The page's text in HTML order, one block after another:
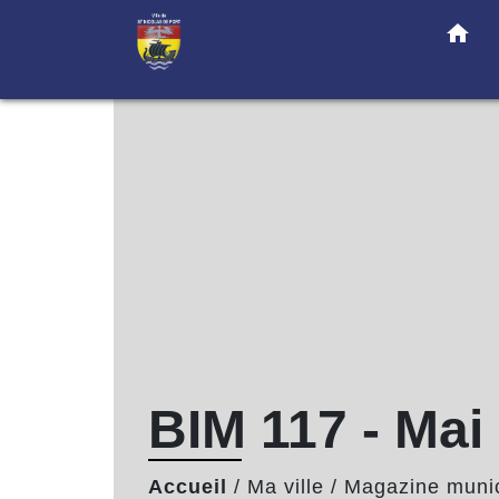
home
BIM 117 - Mai
Accueil / Ma ville / Magazine